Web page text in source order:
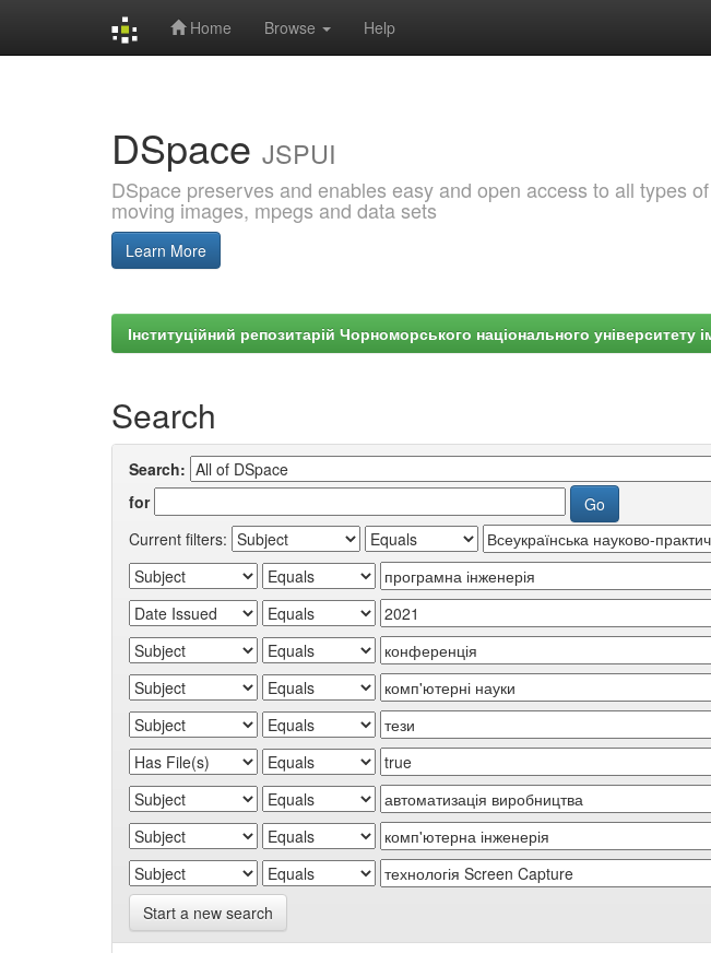
Home Browse Help
DSpace JSPUI
DSpace preserves and enables easy and open access to all types
moving images, mpegs and data sets
Learn More
Інституційний репозитарій Чорноморського національного університету
Search
Search:
for
Current filters:
Start a new search